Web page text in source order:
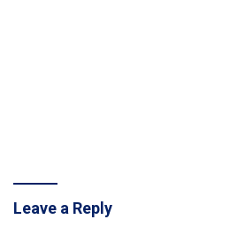
Leave a Reply